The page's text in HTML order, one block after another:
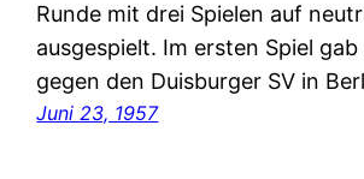
Runde mit drei Spielen auf
ausgespielt. Im ersten Spiel gab
gegen den Duisburger SV in
Juni 23, 1957